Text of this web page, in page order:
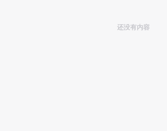
还没有内容